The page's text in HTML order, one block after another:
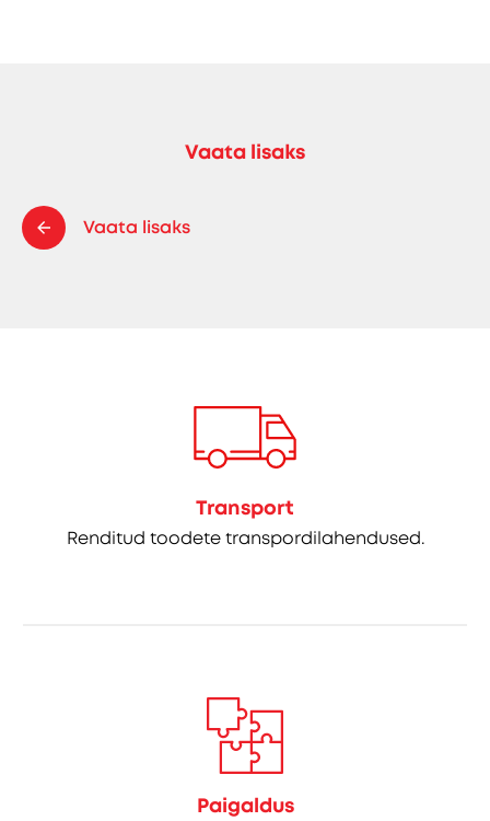
Vaata lisaks
Vaata lisaks
Transport
Renditud toodete transpordilahendused.
Paigaldus